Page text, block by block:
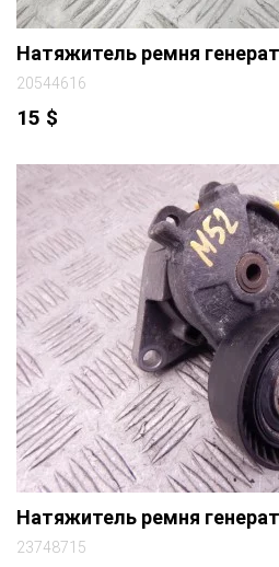
Натяжитель ремня
20544616
15 $
Натяжитель ремня
23748715